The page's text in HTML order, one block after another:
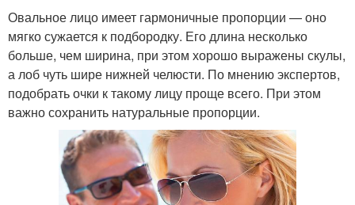
Овальное лицо имеет гармоничные пропорции — оно
мягко сужается к подбородку. Его длина несколько
больше, чем ширина, при этом хорошо выражены скулы,
а лоб чуть шире нижней челюсти. По мнению экспертов,
подобрать очки к такому лицу проще всего. При этом
важно сохранить натуральные пропорции.